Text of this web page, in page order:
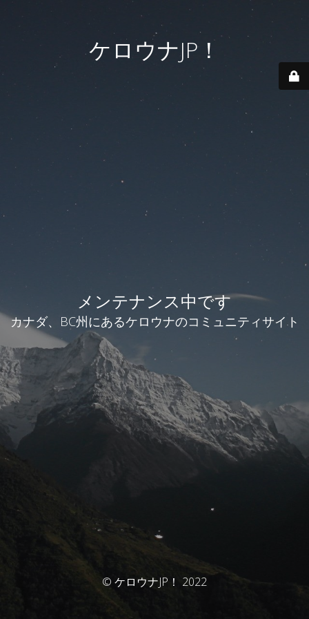
ケロウナJP！
メンテナンス中です
カナダ、BC州にあるケロウナのコミュニティサイト
© ケロウナJP！ 2022